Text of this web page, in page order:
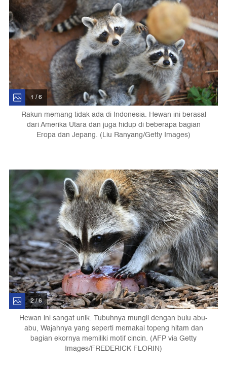
1 / 6
Rakun memang tidak ada di Indonesia. Hewan ini berasal
dari Amerika Utara dan juga hidup di beberapa bagian
Eropa dan Jepang. (Liu Ranyang/Getty Images)
2 / 6
Hewan ini sangat unik. Tubuhnya mungil dengan bulu abu-
abu, Wajahnya yang seperti memakai topeng hitam dan
bagian ekornya memiliki motif cincin. (AFP via Getty
Images/FREDERICK FLORIN)